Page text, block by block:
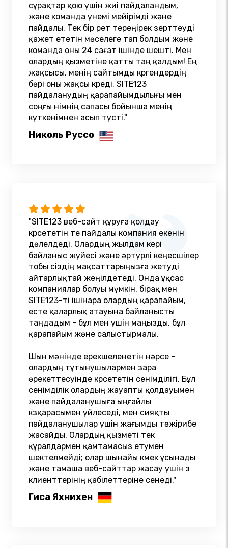
сұрақтар қою үшін жиі пайдаландым,
және команда үнемі мейірімді және
пайдалы. Тек бір рет тереңірек зерттеуді
қажет ететін мәселеге тап болдым және
команда оны 24 сағат ішінде шешті. Мен
олардың қызметіне қатты таң қалдым! Ең
жақсысы, менің сайтымды көргендердің
бәрі оны жақсы көреді. SITE123
пайдаланудың қарапайымдылығы мен
соңғы өнімнің сапасы бойынша менің
күткенімнен асып түсті."
Николь Руссо
"SITE123 веб-сайт құруға қолдау
көрсететін өте пайдалы компания екенін
дәлелдеді. Олардың жылдам кері
байланыс жүйесі және әртүрлі кеңесшілер
тобы сіздің мақсаттарыңызға жетуді
айтарлықтай жеңілдетеді. Онда ұқсас
компаниялар болуы мүмкін, бірақ мен
SITE123-ті ішінара олардың қарапайым,
есте қаларлық атауына байланысты
таңдадым - бұл мен үшін маңызды, бұл
қарапайым және салыстырмалы.
Шын мәнінде ерекшеленетін нәрсе -
олардың тұтынушылармен өзара
әрекеттесуінде көрсететін сенімділігі. Бұл
сенімділік олардың жауапты қолдауымен
және пайдаланушыға ыңғайлы
көзқарасымен үйлеседі, мен сияқты
пайдаланушылар үшін жағымды тәжірибе
жасайды. Олардың қызметі тек
құралдармен қамтамасыз етумен
шектелмейді; олар шынайы көмек ұсынады
және тамаша веб-сайттар жасау үшін өз
клиенттерінің қабілеттеріне сенеді."
Гиса Яхнихен